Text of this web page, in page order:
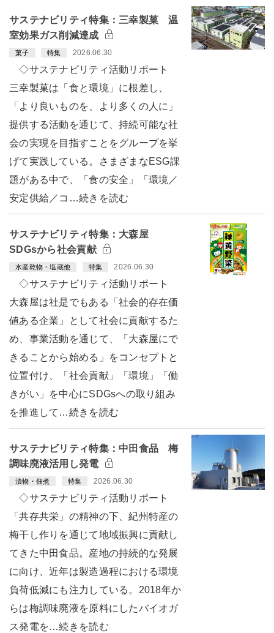
サステナビリティ特集：三幸製菓 温
室効果ガス削減達成
菓子 特集 2026.06.30
◇サステナビリティ活動リポート
三幸製菓は「食と環境」に根差し、
「より良いものを、より多くの人に」
提供する活動を通じて、持続可能な社
会の実現を目指すことをグループを挙
げて実践している。さまざまなESG課
題がある中で、「食の安全」「環境／
安定供給／コ…続きを読む
サステナビリティ特集：大森屋
SDGsから社会貢献
水産乾物・塩蔵他 特集 2026.06.30
◇サステナビリティ活動リポート
大森屋は社是でもある「社会的存在価
値ある企業」として社会に貢献するた
め、事業活動を通じて、「大森屋にで
きることから始める」をコンセプトと
位置付け、「社会貢献」「環境」「働
きがい」を中心にSDGsへの取り組み
を推進して…続きを読む
サステナビリティ特集：中田食品 梅
調味廃液活用し発電
漬物・佃煮 特集 2026.06.30
◇サステナビリティ活動リポート
「共存共栄」の精神の下、紀州特産の
梅干し作りを通じて地域振興に貢献し
てきた中田食品。産地の持続的な発展
に向け、近年は製造過程における環境
負荷低減にも注力している。2018年か
らは梅調味廃液を原料にしたバイオガ
ス発電を…続きを読む